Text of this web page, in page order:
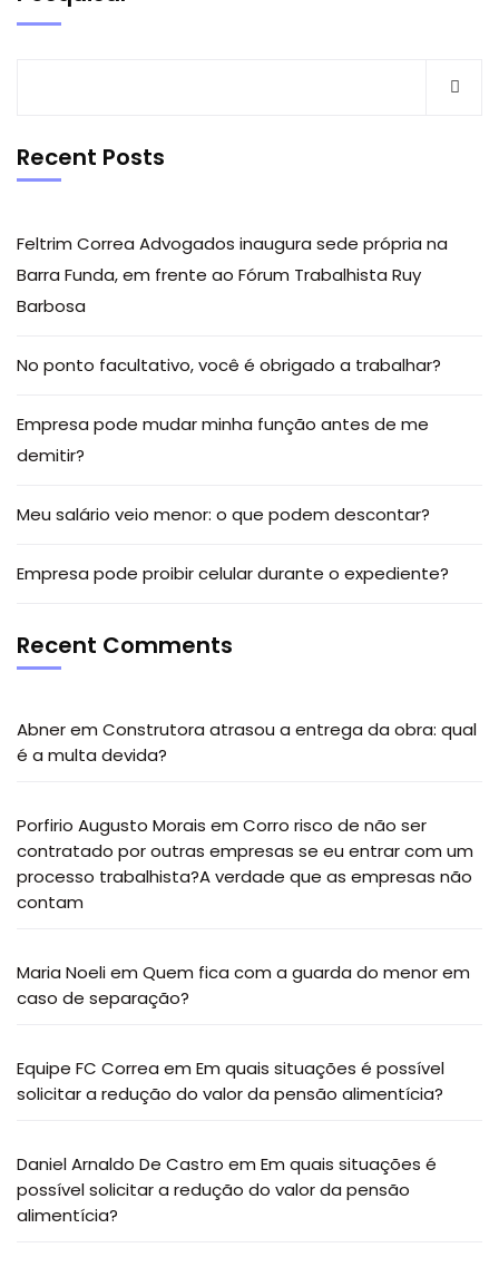
Recent Posts
Feltrim Correa Advogados inaugura sede própria na
Barra Funda, em frente ao Fórum Trabalhista Ruy
Barbosa
No ponto facultativo, você é obrigado a trabalhar?
Empresa pode mudar minha função antes de me
demitir?
Meu salário veio menor: o que podem descontar?
Empresa pode proibir celular durante o expediente?
Recent Comments
Abnerem Construtora atrasou a entrega da obra: qual
é a multa devida?
Porfirio Augusto Morais em Corro risco de não ser
contratado por outras empresas se eu entrar com um
processo trabalhista?A verdade que as empresas não
contam
Maria Noeliem Quem fica com a guarda do menor em
caso de separação?
Equipe FC Correa em Em quais situações é possível
solicitar a redução do valor da pensão alimentícia?
Daniel Arnaldo De Castro em Em quais situações é
possível solicitar a redução do valor da pensão
alimentícia?